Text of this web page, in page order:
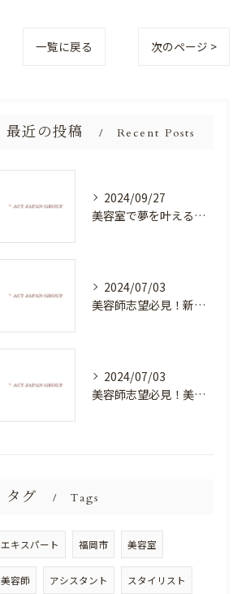
一覧に戻る 次のページ >
最近の投稿 Recent Posts
2024/09/27
美容室で夢を叶える！自分を磨く新たなチャンス
2024/07/03
美容師志望必見！新たな価値を創造する美容室でハイレベルな技術を学べる環境
2024/07/03
美容師志望必見！美容室NEWSTANDARDで最高のスキルアップを目指そう！
タグ Tags
エキスパート 福岡市 美容室
美容師 アシスタント スタイリスト